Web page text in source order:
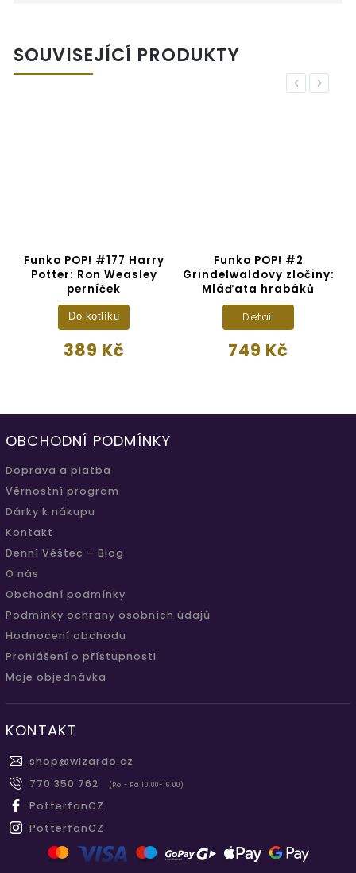
SOUVISEJÍCÍ PRODUKTY
Previous
Funko POP! #177 Harry
Potter: Ron Weasley
perníček
389 Kč
Do kotlíku
Funko POP! #2
Grindelwaldovy zločiny:
Mláďata hrabáků
749 Kč
Detail
Next
OBCHODNÍ PODMÍNKY
Doprava a platba
Věrnostní program
Dárky k nákupu
Kontakt
Denní Věštec – Blog
O nás
Obchodní podmínky
Podmínky ochrany osobních údajů
Hodnocení obchodu
Prohlášení o přístupnosti
Moje objednávka
KONTAKT
shop@wizardo.cz
770 350 762
(Po - Pá 10.00-16.00)
PotterfanCZ
PotterfanCZ